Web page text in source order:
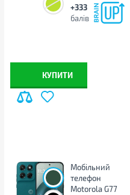
+333
балів
КУПИТИ
Мобільний
телефон
Motorola G77